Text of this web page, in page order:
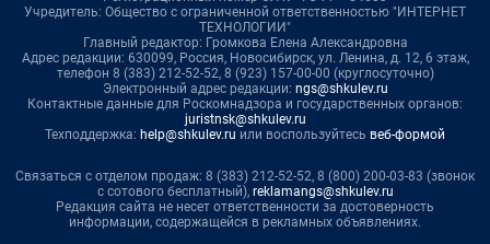
Учредитель: Общество с ограниченной ответственностью "ИНТЕРНЕТ
ТЕХНОЛОГИИ"
Главный редактор: Громкова Елена Александровна
Адрес редакции: 630099, Россия, Новосибирск, ул. Ленина, д. 12, 6 этаж,
телефон 8 (383) 212-52-52, 8 (923) 157-00-00 (круглосуточно)
Электронный адрес редакции: ngs@shkulev.ru
Контактные данные для Роскомнадзора и государственных органов:
juristnsk@shkulev.ru
Техподдержка: help@shkulev.ru или воспользуйтесь веб-формой
Связаться с отделом продаж: 8 (383) 212-52-52, 8 (800) 200-03-83 (звонок
с сотового бесплатный), reklamangs@shkulev.ru
Редакция сайта не несет ответственности за достоверность
информации, содержащейся в рекламных объявлениях.